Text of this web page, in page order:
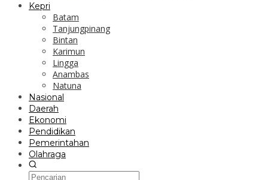
Kepri
Batam
Tanjungpinang
Bintan
Karimun
Lingga
Anambas
Natuna
Nasional
Daerah
Ekonomi
Pendidikan
Pemerintahan
Olahraga